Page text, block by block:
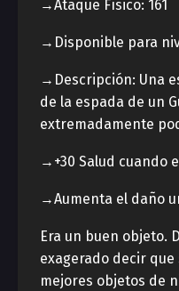
→Ataque Físico: 161
→Disponible para
→Descripción: Una
de la espada de un
extremadamente
→+30 Salud cuando
→Aumenta el daño
Era un buen objeto.
exagerado decir
mejores objetos de